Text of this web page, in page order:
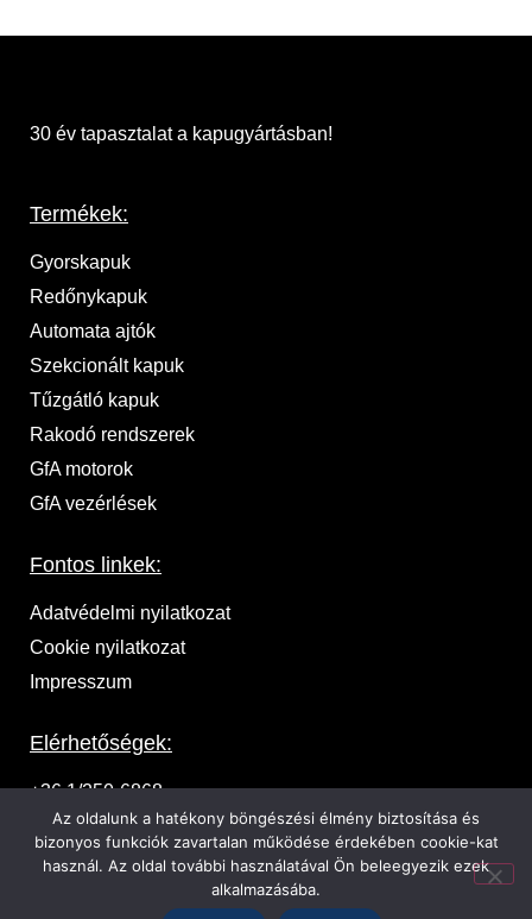
30 év tapasztalat a kapugyártásban!
Termékek:
Gyorskapuk
Redőnykapuk
Automata ajtók
Szekcionált kapuk
Tűzgátló kapuk
Rakodó rendszerek
GfA motorok
GfA vezérlések
Fontos linkek:
Adatvédelmi nyilatkozat
Cookie nyilatkozat
Impresszum
Elérhetőségek:
+36 1/250-6868
1037 Budapest, Zeyk Domonkos u. 17.
ajanlat@ka-pu.hu
Az oldalunk a hatékony böngészési élmény biztosítása és
bizonyos funkciók zavartalan működése érdekében cookie-kat
használ. Az oldal további használatával Ön beleegyezik ezek
alkalmazásába.